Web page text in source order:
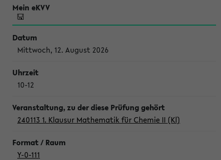
Mittwoch, 12. August 2026
10-12
240113 1. Klausur Mathematik für Chemie II (Kl)
Y-0-111